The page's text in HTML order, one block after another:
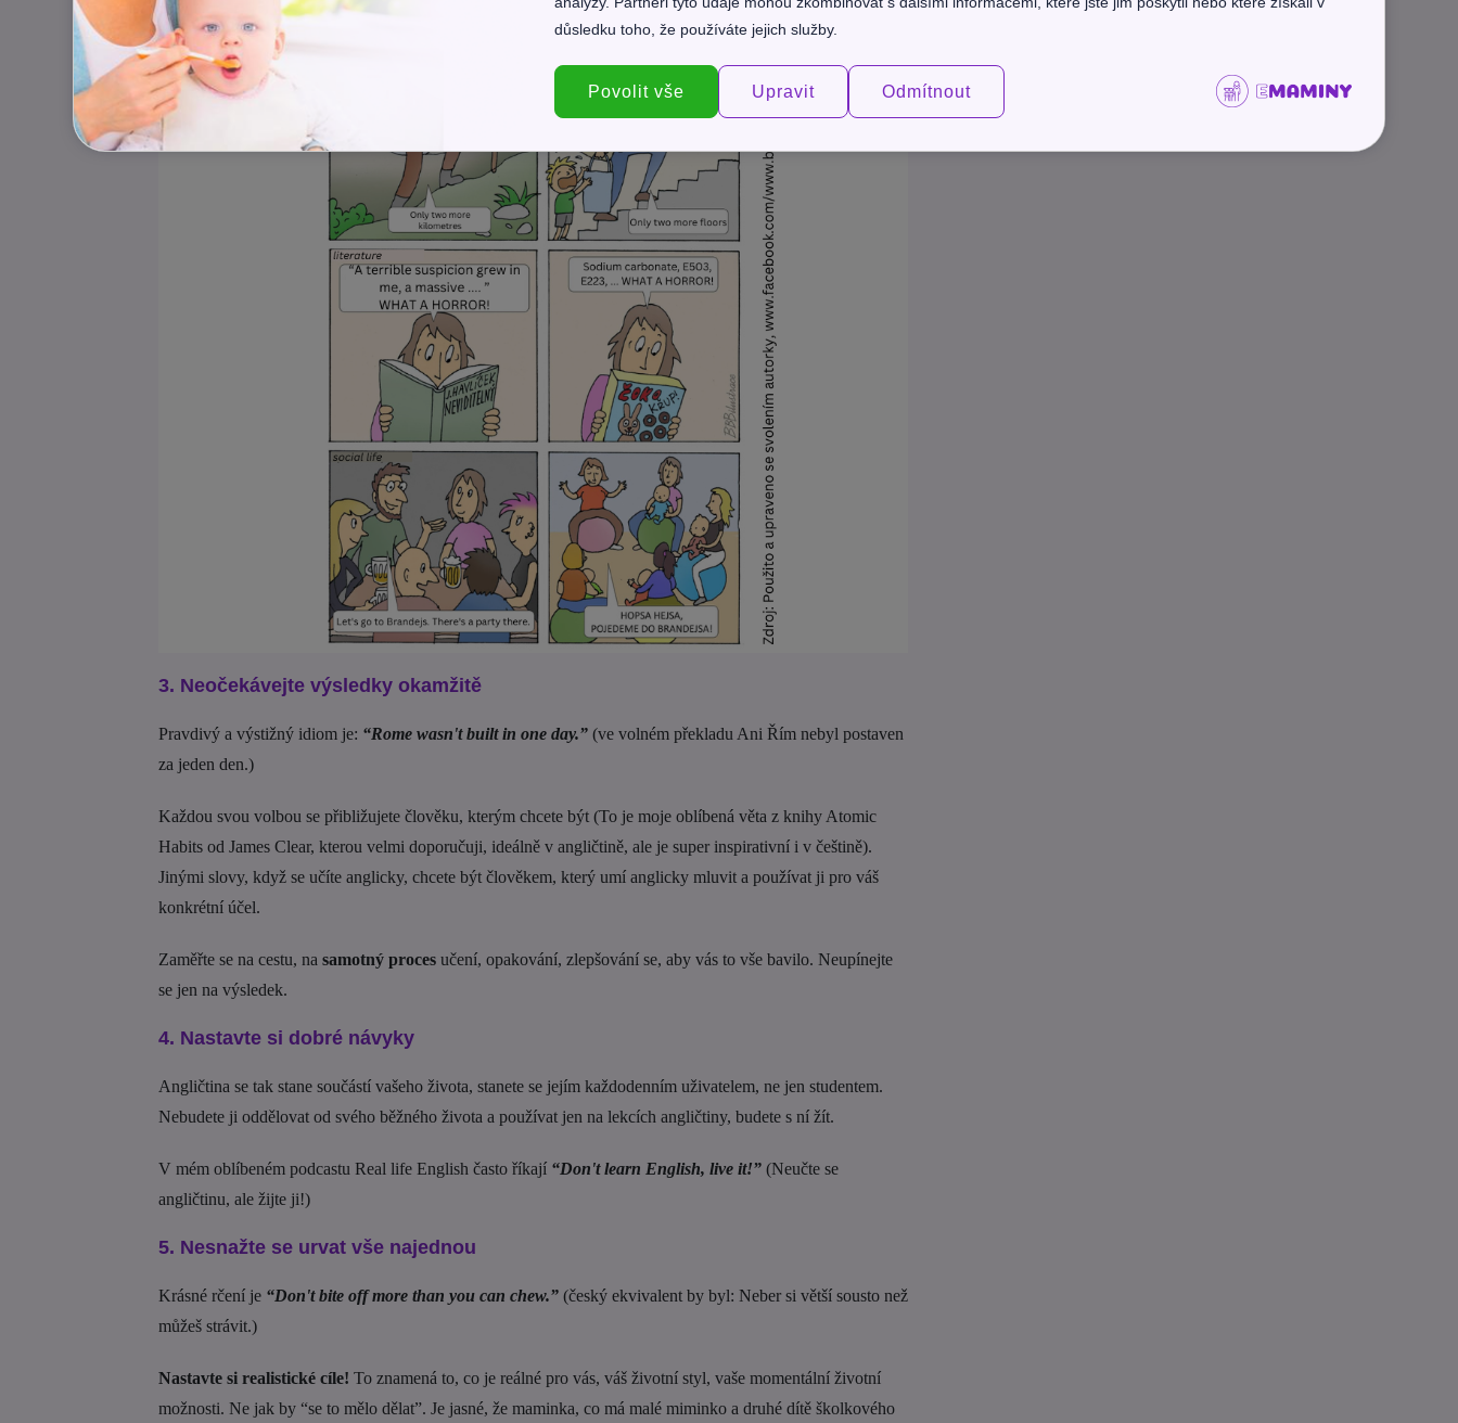
3. Neočekávejte výsledky okamžitě
Pravdivý a výstižný idiom je: “Rome wasn't built in one day.” (ve volném překladu Ani Řím nebyl postaven
za jeden den.)
Každou svou volbou se přibližujete člověku, kterým chcete být (To je moje oblíbená věta z knihy Atomic
Habits od James Clear, kterou velmi doporučuji, ideálně v angličtině, ale je super inspirativní i v češtině).
Jinými slovy, když se učíte anglicky, chcete být člověkem, který umí anglicky mluvit a používat ji pro váš
konkrétní účel.
Zaměřte se na cestu, na samotný proces učení, opakování, zlepšování se, aby vás to vše bavilo. Neupínejte
se jen na výsledek.
4. Nastavte si dobré návyky
Angličtina se tak stane součástí vašeho života, stanete se jejím každodenním uživatelem, ne jen studentem.
Nebudete ji oddělovat od svého běžného života a používat jen na lekcích angličtiny, budete s ní žít.
V mém oblíbeném podcastu Real life English často říkají “Don't learn English, live it!” (Neučte se
angličtinu, ale žijte ji!)
5. Nesnažte se urvat vše najednou
Krásné rčení je “Don't bite off more than you can chew.” (český ekvivalent by byl: Neber si větší sousto než
můžeš strávit.)
Nastavte si realistické cíle! To znamená to, co je reálné pro vás, váš životní styl, vaše momentální životní
možnosti. Ne jak by “se to mělo dělat”. Je jasné, že maminka, co má malé miminko a druhé dítě školkového
důsledku toho, že používáte jejich služby.
Povolit vše Upravit Odmítnout